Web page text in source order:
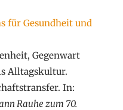
für Gesundheit und
Gegenwart
Alltagskultur.
In:
Rauhe zum 70.